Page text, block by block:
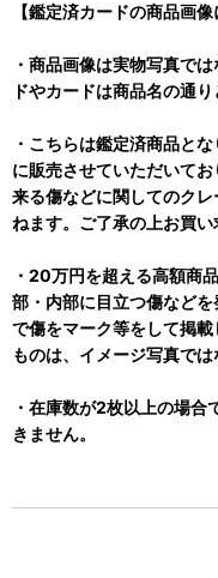
【鑑定済カードの商品画像
・商品画像は実物写真で
ドやカードは商品名の通り
・こちらは鑑定済商品と
に販売させていただいて
来る傷などに関してのク
ねます。ご了承の上お買い
・20万円を超える高額商
部・内部に目立つ傷など
で傷をマーク等をして掲
ものは、イメージ写真では
・在庫数が2枚以上の場
きません。